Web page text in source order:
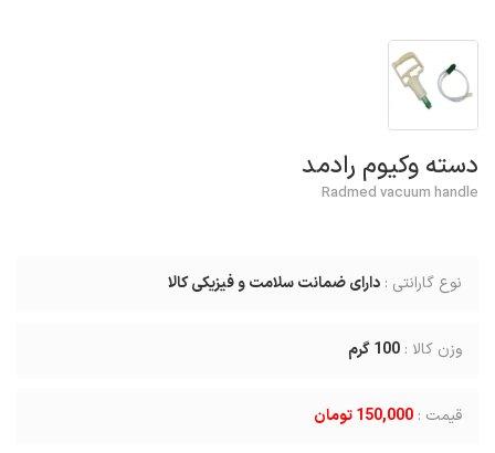
دسته وکیوم رادمد
Radmed vacuum handle
نوع گارانتی : دارای ضمانت سلامت و فیزیکی کالا
وزن کالا : 100گرم
قیمت : 150,000 تومان